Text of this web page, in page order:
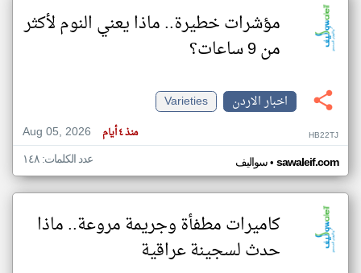
مؤشرات خطيرة.. ماذا يعني النوم لأكثر
من 9 ساعات؟
اخبار الاردن
Varieties
Aug 05, 2026
منذ ٤ أيام HB22TJ
سواليف• sawaleif.com عدد الكلمات: ١٤٨
كاميرات مطفأة وجريمة مروعة.. ماذا
حدث لسجينة عراقية